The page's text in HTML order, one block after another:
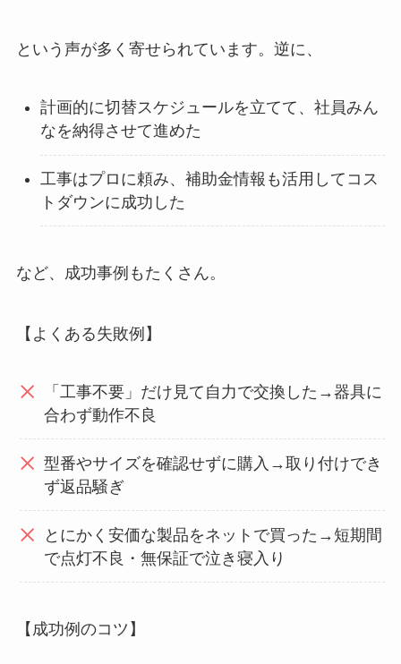
という声が多く寄せられています。逆に、
計画的に切替スケジュールを立てて、社員みん
なを納得させて進めた
工事はプロに頼み、補助金情報も活用してコス
トダウンに成功した
など、成功事例もたくさん。
【よくある失敗例】
「工事不要」だけ見て自力で交換した→器具に
合わず動作不良
型番やサイズを確認せずに購入→取り付けでき
ず返品騒ぎ
とにかく安価な製品をネットで買った→短期間
で点灯不良・無保証で泣き寝入り
【成功例のコツ】